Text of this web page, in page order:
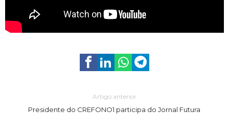
Artigo anterior
Presidente do CREFONO1 participa do Jornal Futura